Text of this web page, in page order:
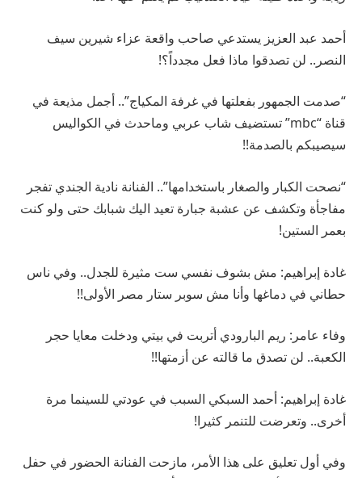
أحمد عبد العزيز يستدعي صاحب واقعة عزاء شيرين سيف
النصر.. لن تصدقوا ماذا فعل مجدداً؟!
“صدمت الجمهور بفعلتها في غرفة المكياج”.. أجمل مذيعة في
قناة “mbc” تستضيف شاب عربي وماحدث في الكواليس
سيصيبكم بالصدمة!!
“نصحت الكبار والصغار باستخدامها”.. الفنانة نادية الجندي تفجر
مفاجأة وتكشف عن عشبة جبارة تعيد اليك شبابك حتى ولو كنت
بعمر الستين!
غادة إبراهيم: مش بشوف نفسي ست مثيرة للجدل.. وفي ناس
حطاني في دماغها وأنا مش سوبر ستار مصر الأولى!!
وفاء عامر: ريم البارودي أتربت في بيتي ودخلت معايا حجر
الكعبة.. لن تصدق ما قالته عن أزمتها!!
غادة إبراهيم: أحمد السبكي السبب في عودتي للسينما مرة
أخرى.. وتعرضت للتنمر كثيرا!
وفي أول تعليق على هذا الأمر، مازحت الفنانة الحضور في حفل